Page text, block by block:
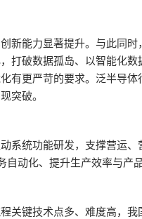
新能力显著提升。与此同
打破数据孤岛、以智能化
有更严苛的要求。泛半导
突破。
系统功能研发，支撑营运
动化、提升生产效率与产品
关键技术点多、难度高，